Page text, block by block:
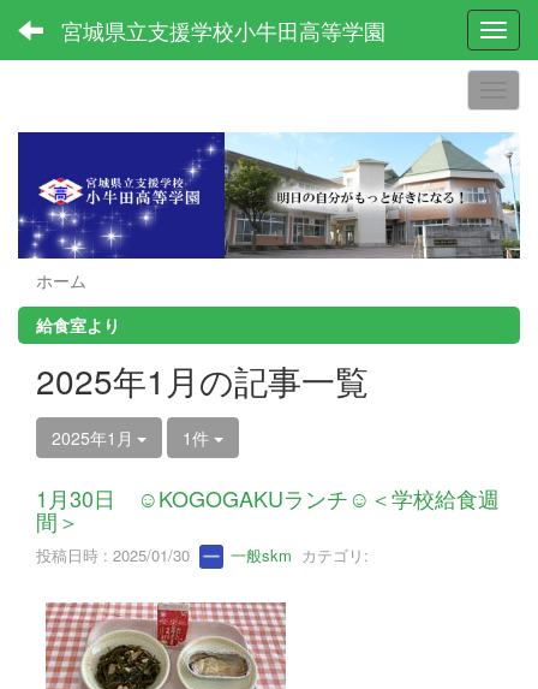
宮城県立支援学校小牛田高等学園
ホーム
給食室より
2025年1月の記事一覧
2025年1月 1件
1月30日 ☺KOGOGAKUランチ☺＜学校給食週
間＞
投稿日時 : 2025/01/30 一般skm カテゴリ: